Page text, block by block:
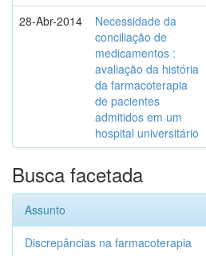
28-Abr-2014
Necessidade da
conciliação de
medicamentos :
avaliação da história
da farmacoterapia
de pacientes
admitidos em um
hospital universitário
Busca facetada
Assunto
Discrepâncias na farmacoterapia